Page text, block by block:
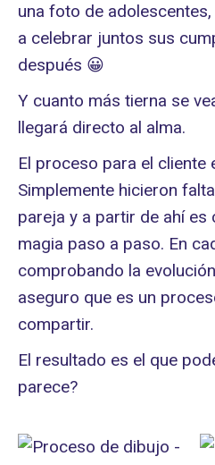
una foto de
a celebrar juntos sus
después 😀
Y cuanto más tierna se
llegará directo al alma.
El proceso para el cliente
Simplemente hicieron
pareja y a partir de ahí es
magia paso a paso. En
comprobando la
aseguro que es un
compartir.
El resultado es el que
parece?